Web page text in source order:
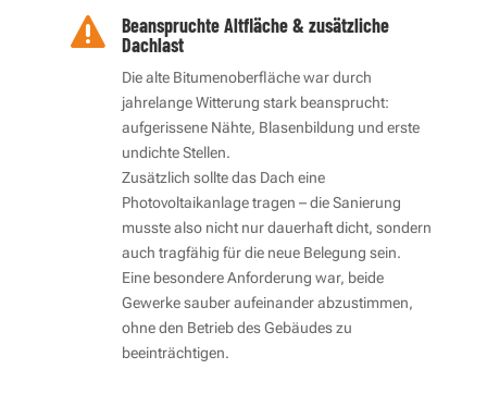

Beanspruchte Altfläche & zusätzliche
Dachlast
Die alte Bitumenoberfläche war durch
jahrelange Witterung stark beansprucht:
aufgerissene Nähte, Blasenbildung und erste
undichte Stellen.
Zusätzlich sollte das Dach eine
Photovoltaikanlage tragen – die Sanierung
musste also nicht nur dauerhaft dicht, sondern
auch tragfähig für die neue Belegung sein.
Eine besondere Anforderung war, beide
Gewerke sauber aufeinander abzustimmen,
ohne den Betrieb des Gebäudes zu
beeinträchtigen.